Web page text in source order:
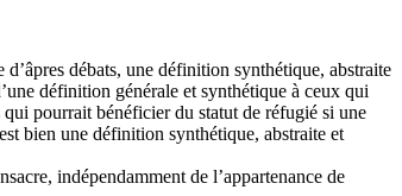
débats, une définition synthétique, abstraite
définition générale et synthétique à ceux qui
pourrait bénéficier du statut de réfugié si une
bien une définition synthétique, abstraite et
indépendamment de l’appartenance de